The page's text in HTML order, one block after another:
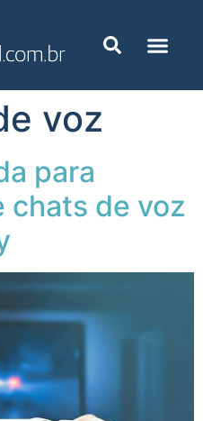
voz
para
chats de voz